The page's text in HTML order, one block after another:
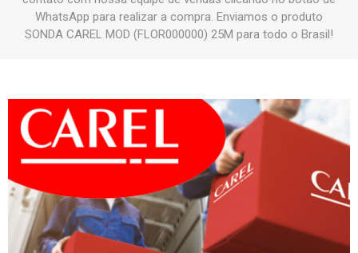
WhatsApp para realizar a compra. Enviamos o produto
SONDA CAREL MOD (FLOR000000) 25M para todo o Brasil!